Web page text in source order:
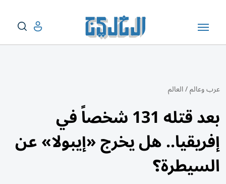
عرب وعالم/العالم
بعد قتله 131 شخصاً في
إفريقيا.. هل يخرج «إيبولا» عن
السيطرة؟